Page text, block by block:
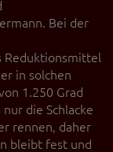
Bei der
Reduktionsmittel
in solchen
1.250 Grad
die Schlacke
rennen, daher
bleibt fest und